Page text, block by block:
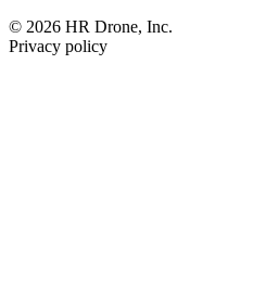
© 2026 HR Drone, Inc.
Privacy policy